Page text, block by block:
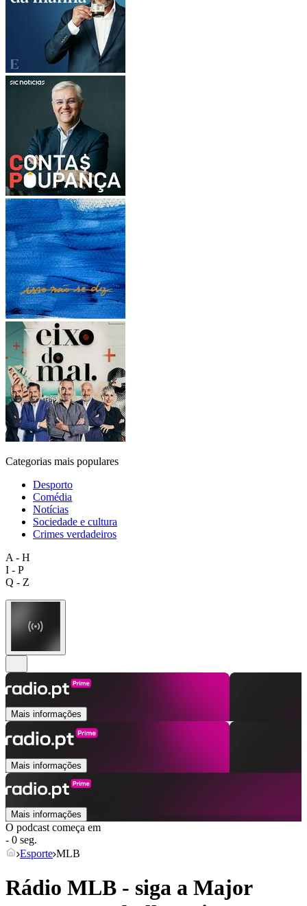
Categorias mais populares
Desporto
Comédia
Notícias
Sociedade e cultura
Crimes verdadeiros
A - H
I - P
Q - Z
Mais informações
Mais informações
Mais informações
O podcast começa em
- 0 seg.
Esporte MLB
Rádio MLB - siga a Major